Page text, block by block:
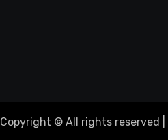
Copyright © All rights reserved